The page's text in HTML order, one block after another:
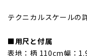
テクニカルスケールの
■用尺と付属
表地：柄 110cm幅：